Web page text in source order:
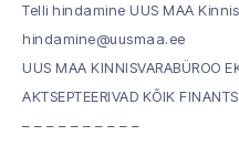
Telli hindamine UUS MAA
hindamine@uusmaa.ee
UUS MAA KINNISVARABÜROO
AKTSEPTEERIVAD KÕIK
– – – – – – – – – –